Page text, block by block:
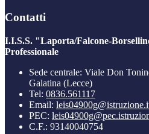
Contatti
I.I.S.S. "Laporta/Falcone-
Professionale
Sede centrale: Viale Don
Galatina (Lecce)
Tel: 0836.561117
Email:
PEC:
C.F.: 93140040754